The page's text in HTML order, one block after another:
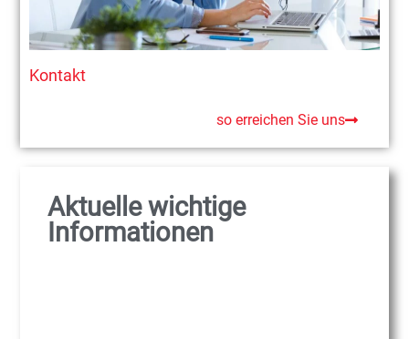
Kontakt
so erreichen Sie uns
Aktuelle wichtige
Informationen